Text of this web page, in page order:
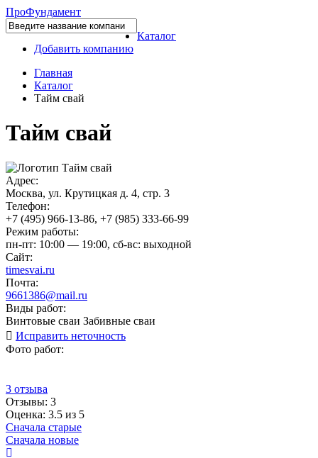
ПроФундамент
Каталог
Добавить компанию
Главная
Каталог
Тайм свай
Тайм свай
Адрес:
Москва, ул. Крутицкая д. 4, стр. 3
Телефон:
+7 (495) 966-13-86, +7 (985) 333-66-99
Режим работы:
пн-пт: 10:00 — 19:00, сб-вс: выходной
Сайт:
timesvai.ru
Почта:
9661386@mail.ru
Виды работ:
Винтовые сваи Забивные сваи
Исправить неточность
Фото работ:
3 отзыва
Отзывы: 3
Оценка: 3.5 из 5
Сначала старые
Сначала новые